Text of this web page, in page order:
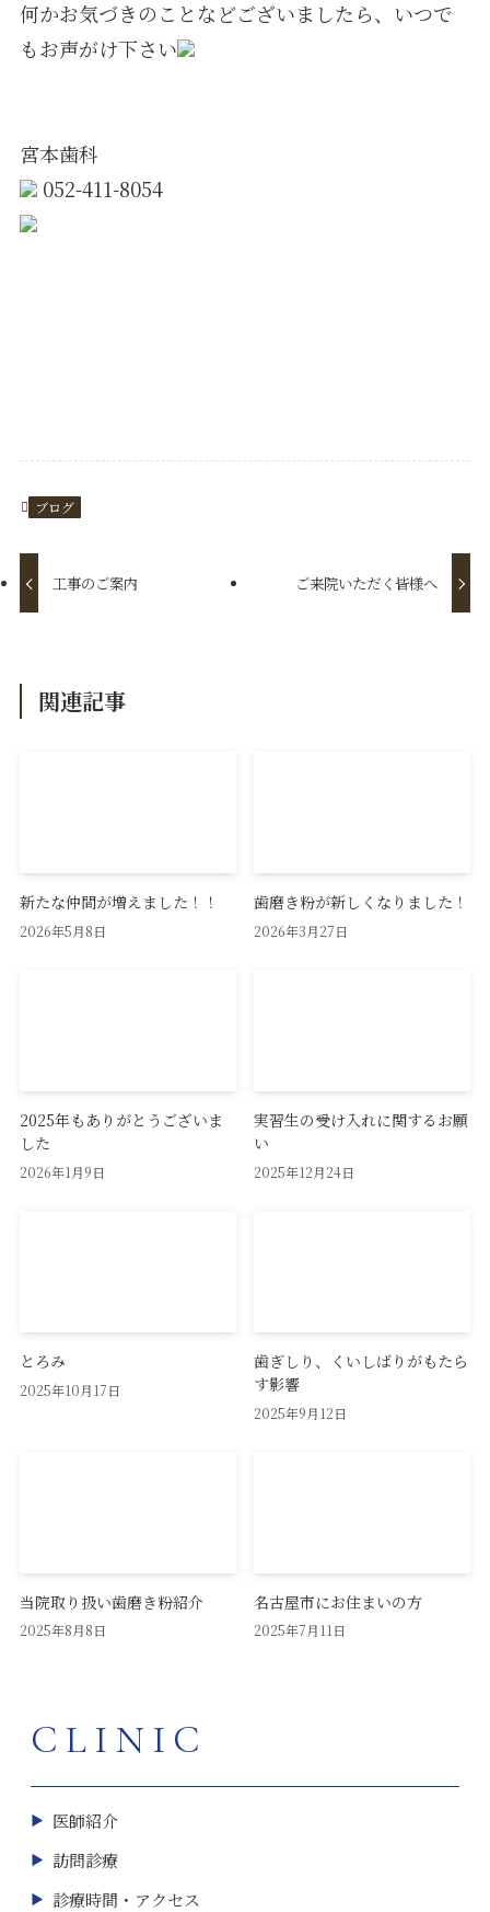
何かお気づきのことなどございましたら、いつで
もお声がけ下さい
宮本歯科
052-411-8054
ブログ
工事のご案内 ご来院いただく皆様へ
関連記事
新たな仲間が増えました！！
2026年5月8日
歯磨き粉が新しくなりました！
2026年3月27日
2025年もありがとうございま
した
2026年1月9日
実習生の受け入れに関するお願
い
2025年12月24日
とろみ
2025年10月17日
歯ぎしり、くいしばりがもたら
す影響
2025年9月12日
当院取り扱い歯磨き粉紹介
2025年8月8日
名古屋市にお住まいの方
2025年7月11日
CLINIC
医師紹介
訪問診療
診療時間・アクセス